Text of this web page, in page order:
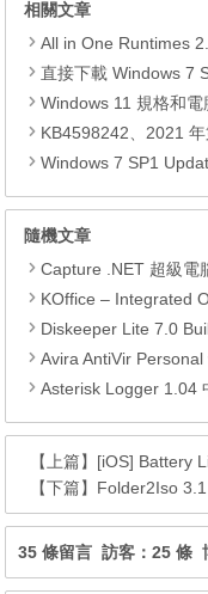
相關文章
All in One Runtimes 2.5.0，全自動
直接下載 Windows 7
Windows 11 規格和
KB4598242、2021 年第一個 Windows 10
Windows 7 SP1
隨機文章
Capture .NET 超級電腦瑞士刀
KOffice – Integrated
Diskeeper Lite 7.0
Avira AntiVir
Asterisk Logger 1.04
【上篇】 [iOS] Battery
【下篇】 Folder2Iso
35 條留言 訪客：25 條